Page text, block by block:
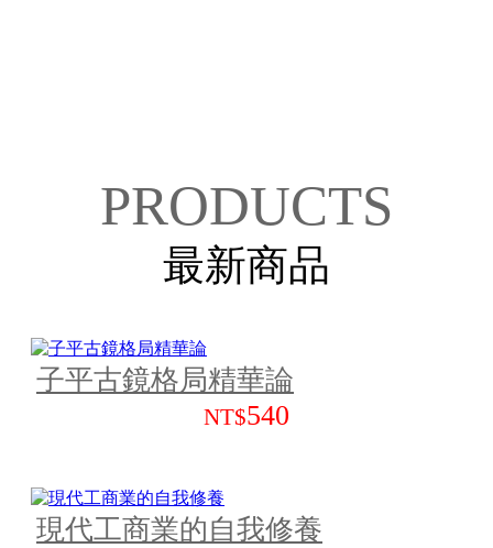
PRODUCTS
最新商品
子平古鏡格局精華論
NT$540
現代工商業的自我修養